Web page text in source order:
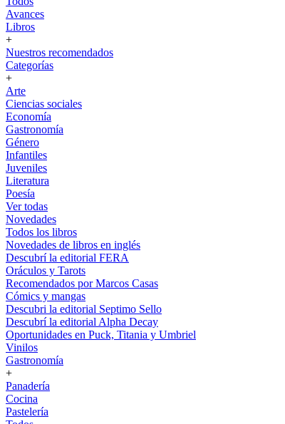
Avances
Libros
+
Nuestros recomendados
Categorías
+
Arte
Ciencias sociales
Economía
Gastronomía
Género
Infantiles
Juveniles
Literatura
Poesía
Ver todas
Novedades
Todos los libros
Novedades de libros en inglés
Descubrí la editorial FERA
Oráculos y Tarots
Recomendados por Marcos Casas
Cómics y mangas
Descubri la editorial Septimo Sello
Descubrí la editorial Alpha Decay
Oportunidades en Puck, Titania y Umbriel
Vinilos
Gastronomía
+
Panadería
Cocina
Pastelería